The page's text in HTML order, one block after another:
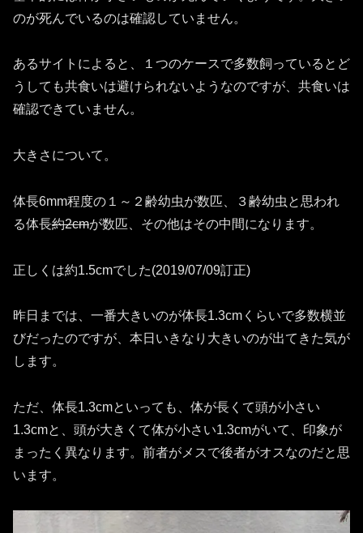
のが死んでいるのは確認していません。
あるサイトによると、１つのケースで多数飼っているとど
うしても共食いは避けられないようなのですが、共食いは
確認できていません。
大きさについて。
体長6mm程度の１～２齢幼虫が数匹、３齢幼虫と思われ
る体長約2cmが数匹、その他はその中間になります。
正しくは約1.5cmでした(2019/07/09訂正)
昨日までは、一番大きいのが体長1.3cmくらいで多数横並
びだったのですが、本日いきなり大きいのが出てきた気が
します。
ただ、体長1.3cmといっても、体が長くて頭が小さい
1.3cmと、頭が大きくて体が小さい1.3cmがいて、印象が
まったく異なります。前者がメスで後者がオスなのだと思
います。